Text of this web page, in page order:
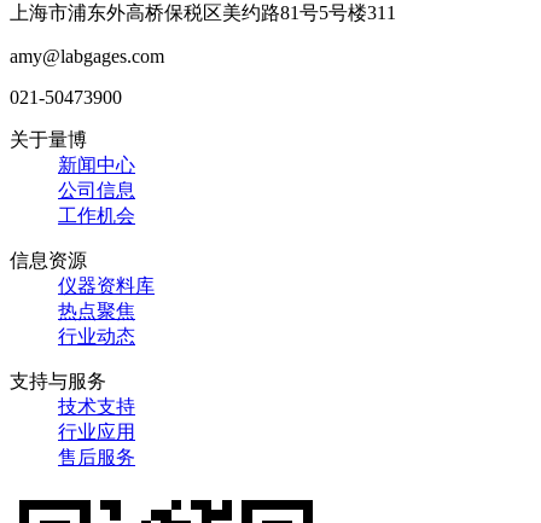
上海市浦东外高桥保税区美约路81号5号楼311
amy@labgages.com
021-50473900
关于量博
新闻中心
公司信息
工作机会
信息资源
仪器资料库
热点聚焦
行业动态
支持与服务
技术支持
行业应用
售后服务